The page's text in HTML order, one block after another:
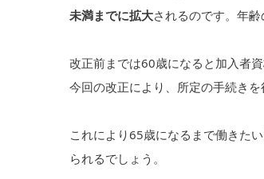
未満までに拡大されるのです。年
改正前までは60歳になると加入者
今回の改正により、所定の手続き
これにより65歳になるまで働きた
られるでしょう。